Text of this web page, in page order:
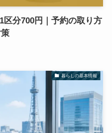
分700円｜予約の取り方
暮らしの基本情報